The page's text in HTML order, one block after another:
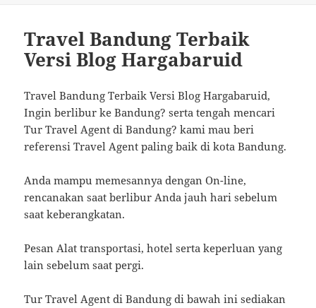
Travel Bandung Terbaik
Versi Blog Hargabaruid
Travel Bandung Terbaik Versi Blog Hargabaruid,
Ingin berlibur ke Bandung? serta tengah mencari
Tur Travel Agent di Bandung? kami mau beri
referensi Travel Agent paling baik di kota Bandung.
Anda mampu memesannya dengan On-line,
rencanakan saat berlibur Anda jauh hari sebelum
saat keberangkatan.
Pesan Alat transportasi, hotel serta keperluan yang
lain sebelum saat pergi.
Tur Travel Agent di Bandung di bawah ini sediakan